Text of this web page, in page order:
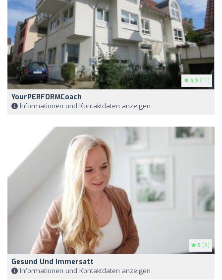
4.9 (111)
YourPERFORMCoach
Informationen und Kontaktdaten anzeigen
5 (9)
Gesund Und Immersatt
Informationen und Kontaktdaten anzeigen